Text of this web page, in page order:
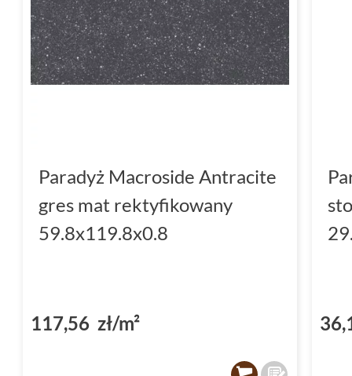
Paradyż Macroside Antracite
gres mat rektyfikowany
59.8x119.8x0.8
117,56 zł/m²